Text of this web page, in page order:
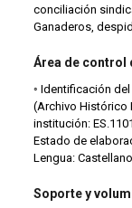
conciliación
Ganaderos,
Área de control
◦ Identificación
(Archivo Histórico
institución:
Estado de
Lengua: Castellano
Soporte y